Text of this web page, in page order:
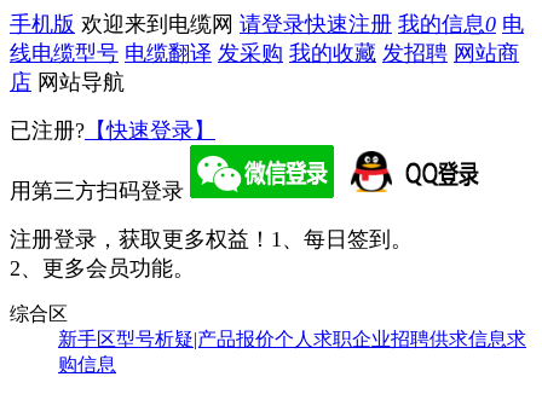
手机版 欢迎来到电缆网 请登录快速注册 我的信息0 电
线电缆型号 电缆翻译 发采购 我的收藏 发招聘 网站商
店 网站导航
已注册? 【快速登录】
用第三方扫码登录
注册登录，获取更多权益！ 1、每日签到。
2、更多会员功能。
综合区
新手区型号析疑|产品报价个人求职企业招聘供求信息求
购信息